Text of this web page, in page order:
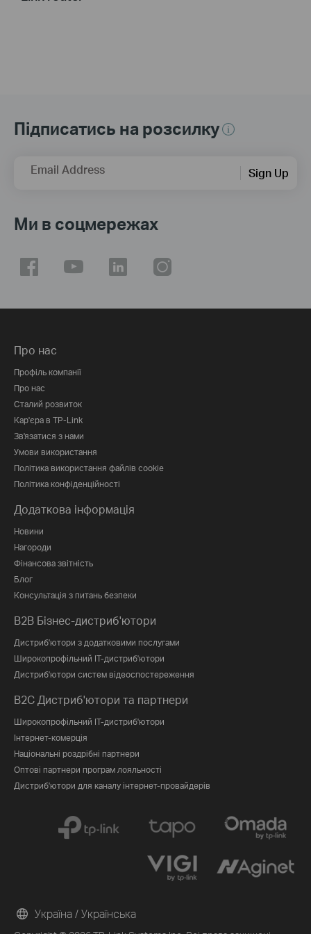
Підписатись на розсилку
Email Address Sign Up
Ми в соцмережах
Про нас
Профіль компанії
Про нас
Сталий розвиток
Кар'єра в TP-Link
Зв'язатися з нами
Умови використання
Політика використання файлів cookie
Політика конфіденційності
Додаткова інформація
Новини
Нагороди
Фінансова звітність
Блог
Консультація з питань безпеки
B2B Бізнес-дистриб'ютори
Дистриб'ютори з додатковими послугами
Широкопрофільний IT-дистриб'ютори
Дистриб'ютори систем відеоспостереження
B2C Дистриб'ютори та партнери
Широкопрофільний IT-дистриб'ютори
Інтернет-комерція
Національні роздрібні партнери
Оптові партнери програм лояльності
Дистриб'ютори для каналу інтернет-провайдерів
Україна / Українська